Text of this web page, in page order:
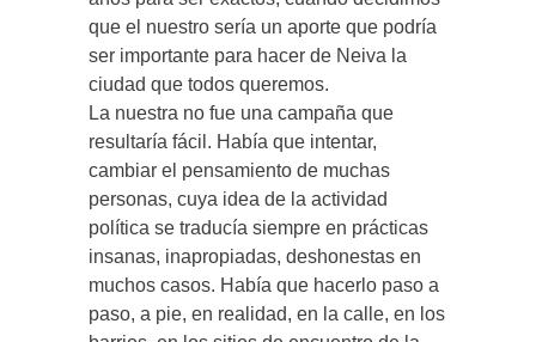
que el nuestro sería un aporte que podría
ser importante para hacer de Neiva la
ciudad que todos queremos.
La nuestra no fue una campaña que
resultaría fácil. Había que intentar,
cambiar el pensamiento de muchas
personas, cuya idea de la actividad
política se traducía siempre en prácticas
insanas, inapropiadas, deshonestas en
muchos casos. Había que hacerlo paso a
paso, a pie, en realidad, en la calle, en los